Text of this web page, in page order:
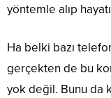
yöntemle alıp
Ha belki bazı
gerçekten de bu
yok değil. Bunu da